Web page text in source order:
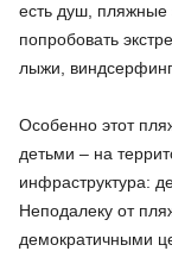
есть душ, пляжные
попробовать
лыжи,
Особенно этот
детьми – на
инфраструктура:
Неподалеку от
демократичными